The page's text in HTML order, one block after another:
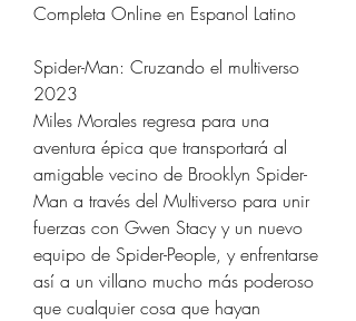
Completa Online en Espanol Latino
Spider-Man: Cruzando el multiverso
2023
Miles Morales regresa para una
aventura épica que transportará al
amigable vecino de Brooklyn Spider-
Man a través del Multiverso para unir
fuerzas con Gwen Stacy y un nuevo
equipo de Spider-People, y enfrentarse
así a un villano mucho más poderoso
que cualquier cosa que hayan